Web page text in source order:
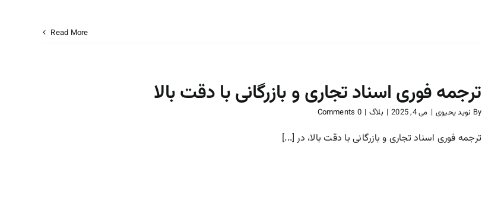
Read More
ترجمه فوری اسناد تجاری و بازرگانی با دقت بالا
By نوید یحیوی | می 4, 2025 | بلاگ |
0 Comments
ترجمه فوری اسناد تجاری و بازرگانی با دقت بالا، در [...]